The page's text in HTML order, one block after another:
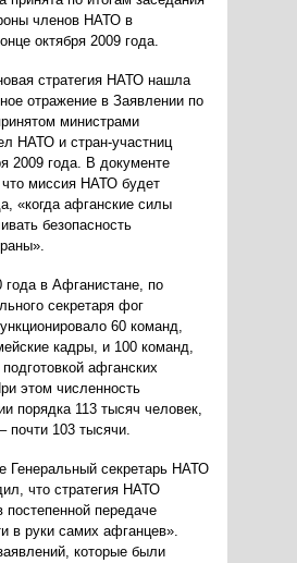
членов НАТО в
октября 2009 года.
стратегия НАТО нашла
отражение в Заявлении по
министрами
НАТО и стран-участниц
2009 года. В документе
миссия НАТО будет
«когда афганские силы
безопасность
года в Афганистане, по
секретаря фог
60 команд,
кадры, и 100 команд,
афганских
этом численность
порядка 113 тысяч человек,
почти 103 тысячи.
Генеральный секретарь НАТО
что стратегия НАТО
постепенной передаче
в руки самих афганцев».
которые были